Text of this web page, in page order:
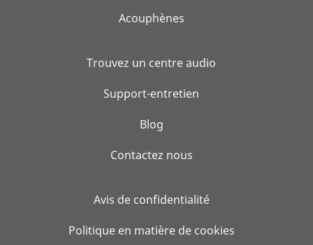
Acouphènes
Trouvez un centre audio
Support-entretien
Blog
Contactez nous
Avis de confidentialité
Politique en matière de cookies